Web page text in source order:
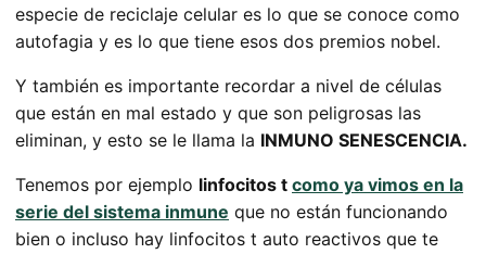
especie de reciclaje celular es lo que se conoce como
autofagia y es lo que tiene esos dos premios nobel.
Y también es importante recordar a nivel de células
que están en mal estado y que son peligrosas las
eliminan, y esto se le llama la INMUNO SENESCENCIA.
Tenemos por ejemplo linfocitos t como ya vimos en la
serie del sistema inmune que no están funcionando
bien o incluso hay linfocitos t auto reactivos que te